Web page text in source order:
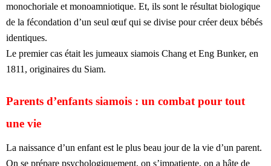
monochoriale et monoamniotique. Et, ils sont le résultat biologique
de la fécondation d’un seul œuf qui se divise pour créer deux bébés
identiques.
Le premier cas était les jumeaux siamois Chang et Eng Bunker, en
1811, originaires du Siam.
Parents d’enfants siamois : un combat pour tout
une vie
La naissance d’un enfant est le plus beau jour de la vie d’un parent.
On se prépare psychologiquement, on s’impatiente, on a hâte de